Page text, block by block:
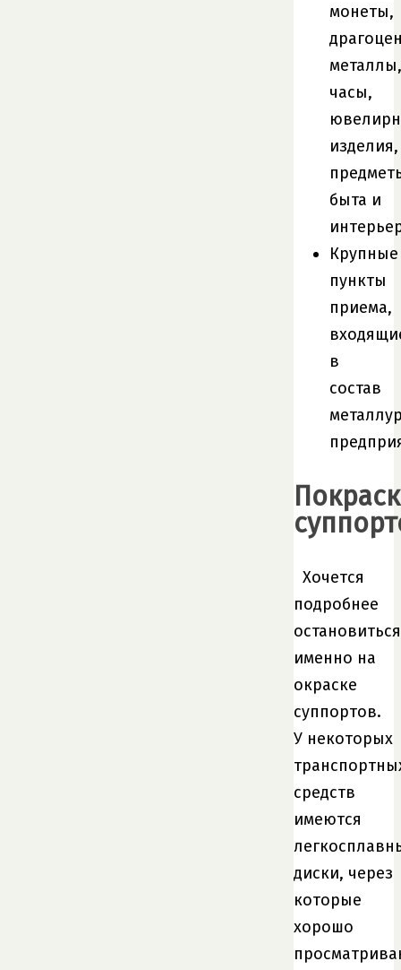
монеты,
металлы,
часы,
изделия,
быта и
Крупные
пункты
приема,
в
состав
Хочется
подробнее
остановиться
именно на
окраске
суппортов.
У некоторых
средств
имеются
диски, через
которые
хорошо